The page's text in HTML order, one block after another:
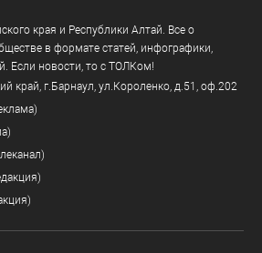
края и Республики Алтай. Все о
в формате статей, инфографики,
Если новости, то с ТОЛКом!
край, г.Барнаул, ул.Короленко, д.51, оф.202